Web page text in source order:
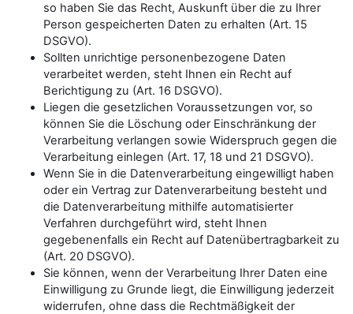
so haben Sie das Recht, Auskunft über die zu Ihrer
Person gespeicherten Daten zu erhalten (Art. 15
DSGVO).
Sollten unrichtige personenbezogene Daten
verarbeitet werden, steht Ihnen ein Recht auf
Berichtigung zu (Art. 16 DSGVO).
Liegen die gesetzlichen Voraussetzungen vor, so
können Sie die Löschung oder Einschränkung der
Verarbeitung verlangen sowie Widerspruch gegen die
Verarbeitung einlegen (Art. 17, 18 und 21 DSGVO).
Wenn Sie in die Datenverarbeitung eingewilligt haben
oder ein Vertrag zur Datenverarbeitung besteht und
die Datenverarbeitung mithilfe automatisierter
Verfahren durchgeführt wird, steht Ihnen
gegebenenfalls ein Recht auf Datenübertragbarkeit zu
(Art. 20 DSGVO).
Sie können, wenn der Verarbeitung Ihrer Daten eine
Einwilligung zu Grunde liegt, die Einwilligung jederzeit
widerrufen, ohne dass die Rechtmäßigkeit der